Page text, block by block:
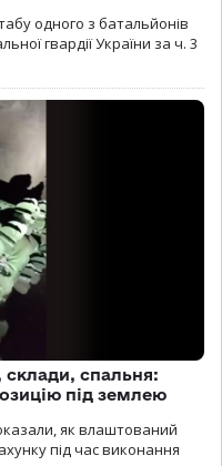
одного з батальйонів
гвардії України за ч. 3
склади, спальня:
під землею
як влаштований
під час виконання